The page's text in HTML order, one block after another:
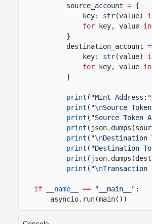
source_account = {
key:
str(value)
for
key, value in
}
destination_account =
key:
str(value)
for
key, value in
}
print ( "Mint Address:"
print ( "\nSource
print ( "Source Token
print
print ( "\nDestination
print ( "Destination
print
print ( "\nTransaction
if __name__ == "__main__" :
asyncio.run(main())